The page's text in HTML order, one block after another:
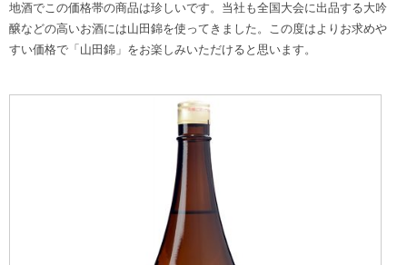
地酒でこの価格帯の商品は珍しいです。当社も全国大会に出品する大吟
醸などの高いお酒には山田錦を使ってきました。この度はよりお求めや
すい価格で「山田錦」をお楽しみいただけると思います。